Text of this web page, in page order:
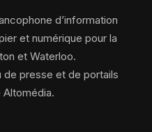
d’information
et numérique pour la
et Waterloo.
de presse et de portails
Altomédia.